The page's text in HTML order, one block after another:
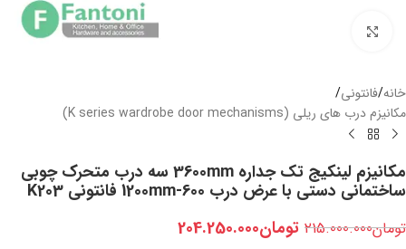
خانه/فانتونی/
مکانیزم درب های ریلی (K series wardrobe door mechanisms)
مکانیزم لینکیج تک جداره 3600mm سه درب متحرک چوبی
ساختمانی دستی با عرض درب 600-1200mm فانتونی K203
تومان215.000.000 تومان204.250.000